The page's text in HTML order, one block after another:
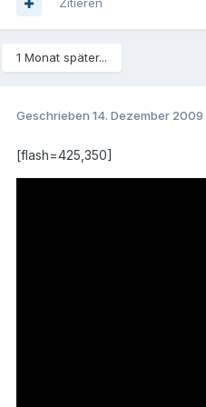
Zitieren
1 Monat später...
Geschrieben 14. Dezember 2009
[flash=425,350]